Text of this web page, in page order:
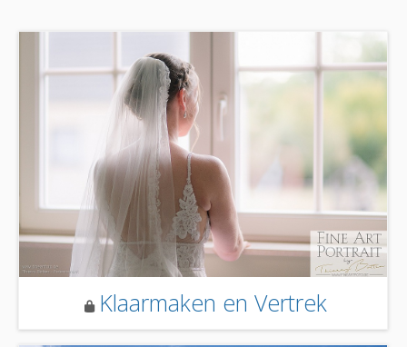
Klaarmaken en Vertrek